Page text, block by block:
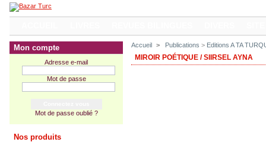
Mon compte
Adresse e-mail
Mot de passe
Mot de passe oublié ?
Nos produits
Accueil > Publications > Editions A TA
MIROIR POÉTIQUE / SIIRSEL AYNA